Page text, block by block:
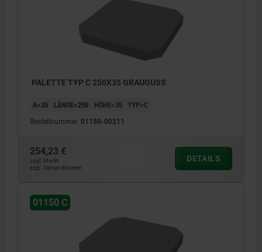
PALETTE TYP C 250X35 GRAUGUSS
A=35 LÄNGE=250 HÖHE=35 TYP=C
Bestellnummer: 01150-00211
254,23 €
zzgl. MwSt.
zzgl. Versandkosten
DETAILS
01150 C